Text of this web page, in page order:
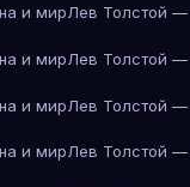
и мирЛев Толстой
и мирЛев Толстой
и мирЛев Толстой
и мирЛев Толстой